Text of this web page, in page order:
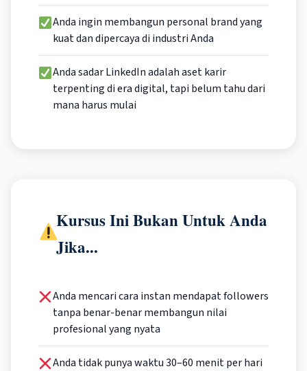
Anda ingin membangun personal brand yang
kuat dan dipercaya di industri Anda
Anda sadar LinkedIn adalah aset karir
terpenting di era digital, tapi belum tahu dari
mana harus mulai
Kursus Ini Bukan Untuk Anda
Jika...
Anda mencari cara instan mendapat followers
tanpa benar-benar membangun nilai
profesional yang nyata
Anda tidak punya waktu 30–60 menit per hari